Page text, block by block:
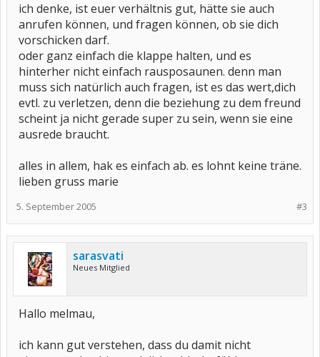
ich denke, ist euer verhältnis gut, hätte sie auch
anrufen können, und fragen können, ob sie dich
vorschicken darf.
oder ganz einfach die klappe halten, und es
hinterher nicht einfach rausposaunen. denn man
muss sich natürlich auch fragen, ist es das wert,dich
evtl. zu verletzen, denn die beziehung zu dem freund
scheint ja nicht gerade super zu sein, wenn sie eine
ausrede braucht.
alles in allem, hak es einfach ab. es lohnt keine träne.
lieben gruss marie
#3
5. September 2005
sarasvati
Neues Mitglied
Hallo melmau,
ich kann gut verstehen, dass du damit nicht